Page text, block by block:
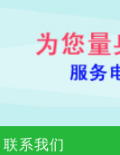
联系我们